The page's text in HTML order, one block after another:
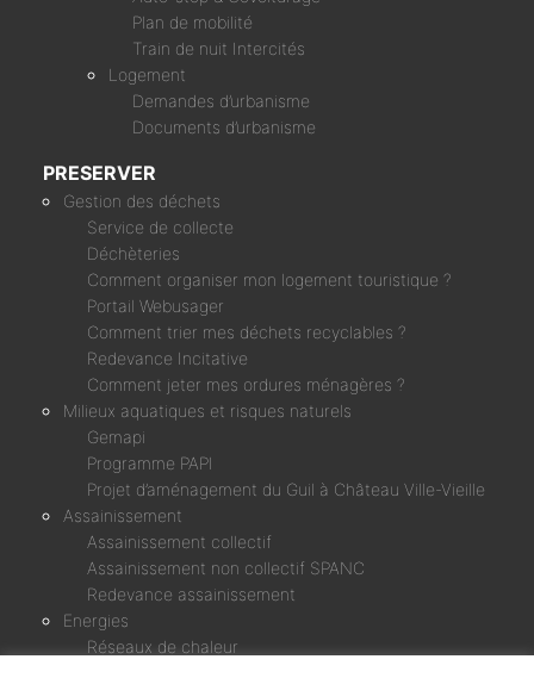
Plan de mobilité
Train de nuit Intercités
Logement
Demandes d’urbanisme
Documents d’urbanisme
PRESERVER
Gestion des déchets
Service de collecte
Déchèteries
Comment organiser mon logement touristique ?
Portail Webusager
Comment trier mes déchets recyclables ?
Redevance Incitative
Comment jeter mes ordures ménagères ?
Milieux aquatiques et risques naturels
Gemapi
Programme PAPI
Projet d’aménagement du Guil à Château Ville-Vieille
Assainissement
Assainissement collectif
Assainissement non collectif SPANC
Redevance assainissement
Energies
Réseaux de chaleur